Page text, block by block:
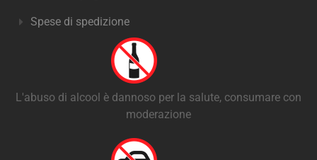
Spese di spedizione
L'abuso di alcool è dannoso per la salute, consumare con
moderazione